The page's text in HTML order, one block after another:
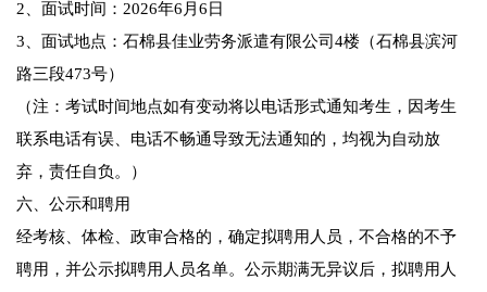
2、面试时间：2026年6月6日
3、面试地点：石棉县佳业劳务派遣有限公司4楼（石棉县滨河
路三段473号）
（注：考试时间地点如有变动将以电话形式通知考生，因考生
联系电话有误、电话不畅通导致无法通知的，均视为自动放
弃，责任自负。）
六、公示和聘用
经考核、体检、政审合格的，确定拟聘用人员，不合格的不予
聘用，并公示拟聘用人员名单。公示期满无异议后，拟聘用人